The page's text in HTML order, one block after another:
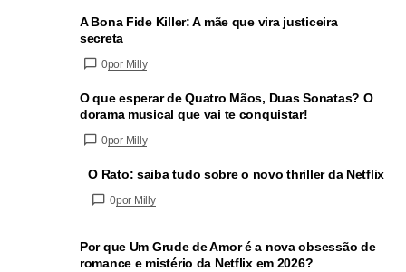
A Bona Fide Killer: A mãe que vira justiceira
secreta
0por Milly
O que esperar de Quatro Mãos, Duas Sonatas? O
dorama musical que vai te conquistar!
0por Milly
O Rato: saiba tudo sobre o novo thriller da Netflix
0por Milly
Por que Um Grude de Amor é a nova obsessão de
romance e mistério da Netflix em 2026?